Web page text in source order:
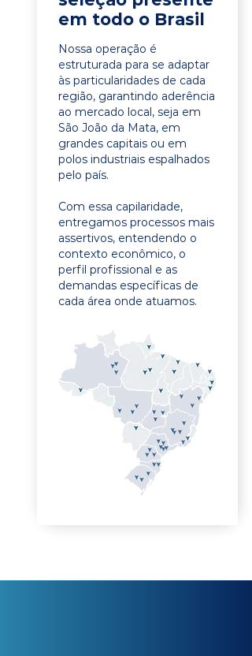
em todo o Brasil
Nossa operação é
estruturada para se adaptar
às particularidades de cada
região, garantindo aderência
ao mercado local, seja em
São João da Mata, em
grandes capitais ou em
polos industriais espalhados
pelo país.
Com essa capilaridade,
entregamos processos mais
assertivos, entendendo o
contexto econômico, o
perfil profissional e as
demandas específicas de
cada área onde atuamos.